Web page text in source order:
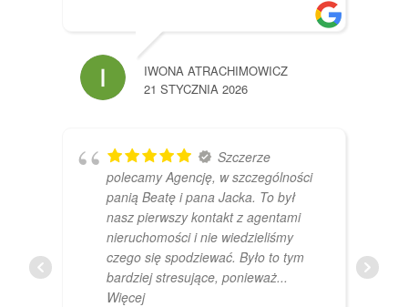
IWONA ATRACHIMOWICZ
21 STYCZNIA 2026
Szczerze
polecamy Agencję, w szczególności
panią Beatę i pana Jacka. To był
nasz pierwszy kontakt z agentami
nieruchomości i nie wiedzieliśmy
czego się spodziewać. Było to tym
bardziej stresujące, ponieważ...
Więcej